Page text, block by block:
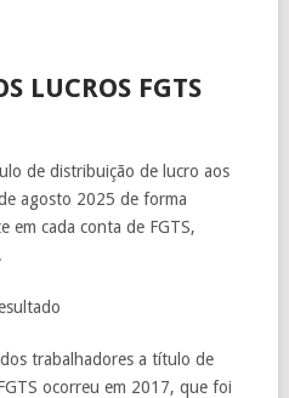
LUCROS FGTS
de distribuição de lucro aos
agosto 2025 de forma
em cada conta de FGTS,
trabalhadores a título de
ocorreu em 2017, que foi